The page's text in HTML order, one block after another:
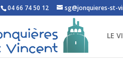
04 66 74 50 12 sg@jonquieres-st-
LE